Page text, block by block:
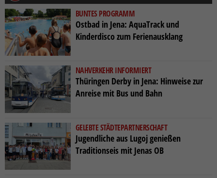
BUNTES PROGRAMM
Ostbad in Jena: AquaTrack und
Kinderdisco zum Ferienausklang
NAHVERKEHR INFORMIERT
Thüringen Derby in Jena: Hinweise zur
Anreise mit Bus und Bahn
GELEBTE STÄDTEPARTNERSCHAFT
Jugendliche aus Lugoj genießen
Traditionseis mit Jenas OB